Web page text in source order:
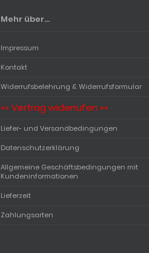
Mehr über...
Impressum
Kontakt
Widerrufsbelehrung & Widerrufsformular
«« Vertrag widerrufen »»
Liefer- und Versandbedingungen
Datenschutzerklärung
Allgemeine Geschäftsbedingungen mit
Kundeninformationen
Lieferzeit
Zahlungsarten